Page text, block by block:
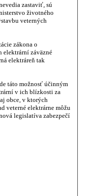
zastaviť, sú
životného
veterných
zákona o
záväzné
elektráreň tak
táto možnosť účinným
v ich blízkosti za
obce, v ktorých
veterné elektrárne môžu
legislatíva zabezpečí